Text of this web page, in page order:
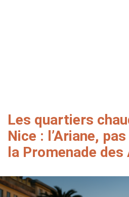
Les quartiers
Nice : l’Ariane,
la Promenade des